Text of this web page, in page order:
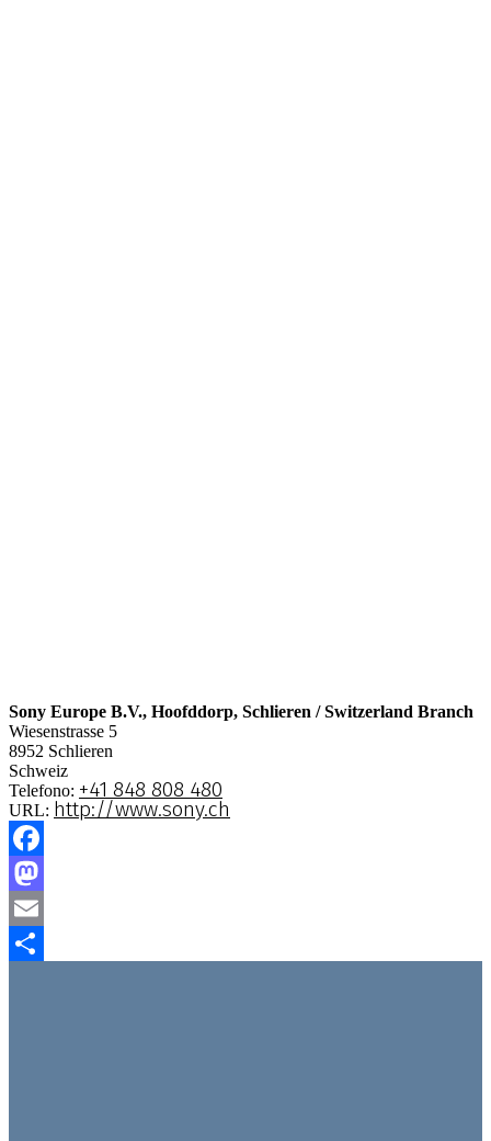
Sony Europe B.V., Hoofddorp, Schlieren / Switzerland Branch
Wiesenstrasse 5
8952 Schlieren
Schweiz
Telefono: +41 848 808 480
URL: http://www.sony.ch
Facebook
Mastodon
Email
Condividi